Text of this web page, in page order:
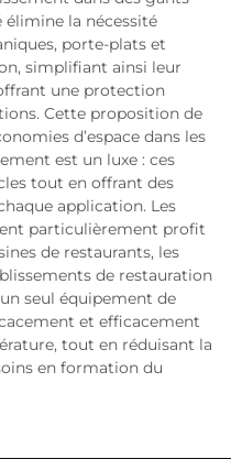
élimine la nécessité
porte-plats et
simplifiant ainsi leur
une protection
Cette proposition de
d’espace dans les
est un luxe : ces
tout en offrant des
application. Les
particulièrement profit
de restaurants, les
de restauration
seul équipement de
et efficacement
tout en réduisant la
en formation du